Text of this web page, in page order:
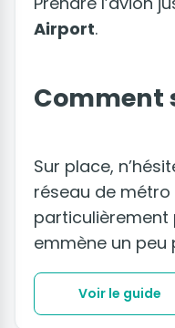
Airport.
Comment
Sur place,
réseau de
emmène un peu
Voir le guide